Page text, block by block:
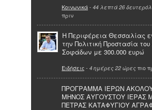
Κοινωνικά- 44 λεπτά 26
πριν
Η Περιφέρεια Θεσσαλίας
την Πολιτική Προστασία
Σοφάδων με 300.000 ευρώ
Ειδήσεις - 4 ημέρες 22 ώρες πιο
ΠΡΟΓΡΑΜΜΑ ΙΕΡΩΝ
ΜΗΝΟΣ ΑΥΓΟΥΣΤΟΥ ΙΕΡΑΣ
ΠΕΤΡΑΣ ΚΑΤΑΦΥΓΙΟΥ